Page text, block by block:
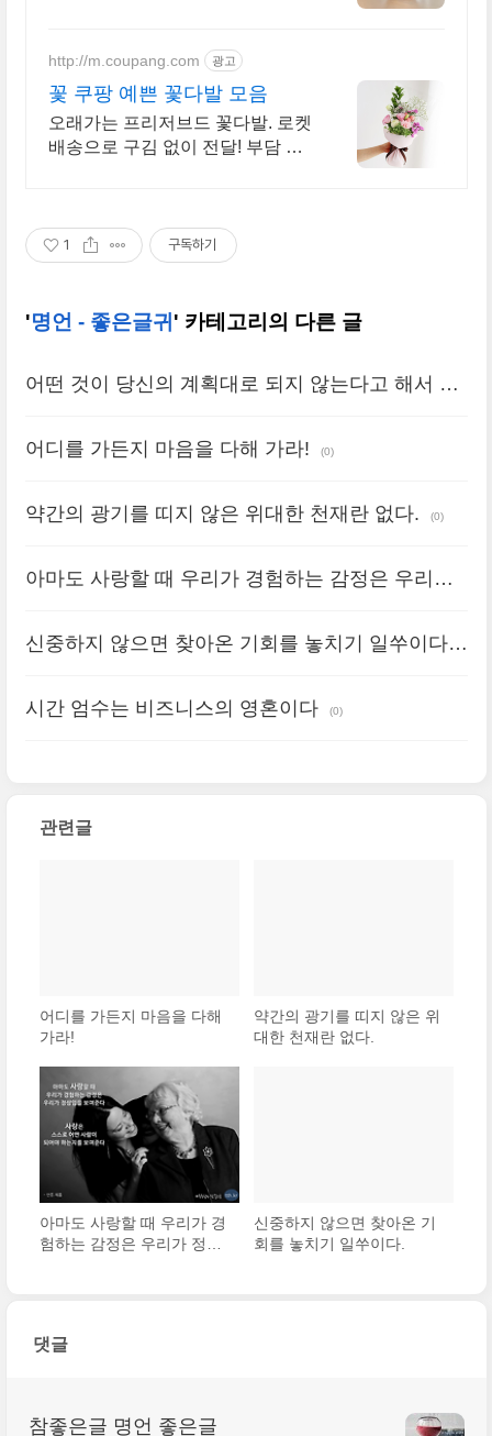
http://m.coupang.com 광고
꽃 쿠팡 예쁜 꽃다발 모음
오래가는 프리저브드 꽃다발. 로켓
배송으로 구김 없이 전달! 부담 없
1 구독하기
'명언 - 좋은글귀 ' 카테고리의 다른 글
어떤 것이 당신의 계획대로 되지 않는다고 해서 그
어디를 가든지 마음을 다해 가라! (0)
약간의 광기를 띠지 않은 위대한 천재란 없다. (0)
아마도 사랑할 때 우리가 경험하는 감정은 우리가
신중하지 않으면 찾아온 기회를 놓치기 일쑤이다.
시간 엄수는 비즈니스의 영혼이다 (0)
관련글
어디를 가든지 마음을 다해
가라!
약간의 광기를 띠지 않은 위
대한 천재란 없다.
아마도 사랑할 때 우리가 경
험하는 감정은 우리가 정상
신중하지 않으면 찾아온 기
회를 놓치기 일쑤이다.
댓글
참좋은글 명언 좋은글